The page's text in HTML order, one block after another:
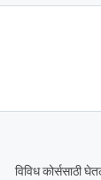
विविध कोर्ससाठी